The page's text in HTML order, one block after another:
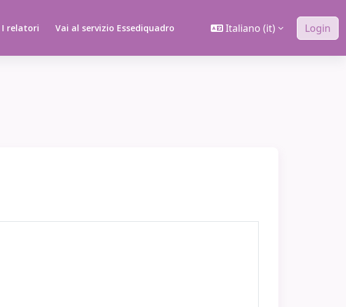
I relatori Vai al servizio Essediquadro Italiano ‎(it)‎ Login